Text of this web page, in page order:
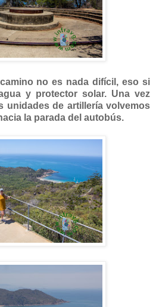
no es nada difícil, eso si
y protector solar. Una vez
unidades de artillería volvemos
la parada del autobús.